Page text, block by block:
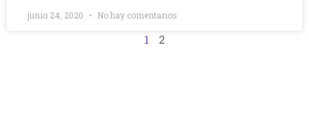
junio 24, 2020 No hay comentarios
1 2